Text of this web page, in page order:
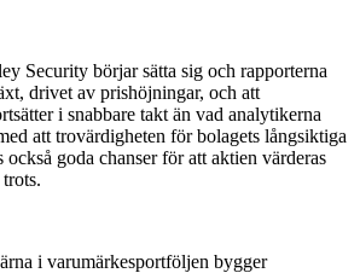
Security börjar sätta sig och rapporterna
drivet av prishöjningar, och att
i snabbare takt än vad analytikerna
att trovärdigheten för bolagets långsiktiga
goda chanser för att aktien värderas
i varumärkesportföljen bygger